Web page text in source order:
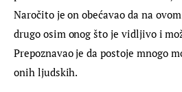
Naročito je on obećavao da na
drugo osim onog što je vidljivo i
Prepoznavao je da postoje mnogo
onih ljudskih.